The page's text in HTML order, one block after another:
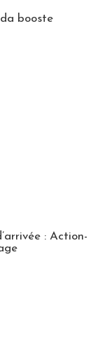
booste
: Action-